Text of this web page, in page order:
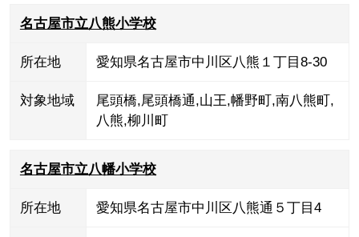
名古屋市立八熊小学校
所在地 愛知県名古屋市中川区八熊１丁目8-30
対象地域 尾頭橋,尾頭橋通,山王,幡野町,南八熊町,
八熊,柳川町
名古屋市立八幡小学校
所在地 愛知県名古屋市中川区八熊通５丁目4